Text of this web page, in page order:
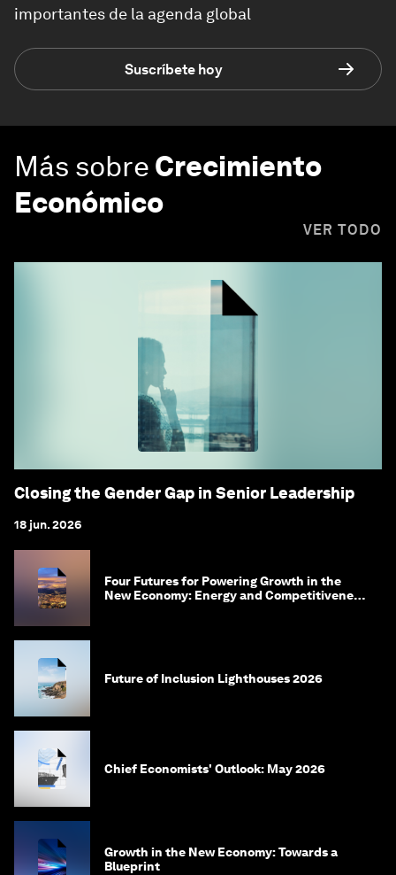
importantes de la agenda global
Suscríbete hoy
Más sobre Crecimiento
Económico
VER TODO
Closing the Gender Gap in Senior Leadership
18 jun. 2026
Four Futures for Powering Growth in the
New Economy: Energy and Competitiveness
Future of Inclusion Lighthouses 2026
Chief Economists' Outlook: May 2026
Growth in the New Economy: Towards a
Blueprint